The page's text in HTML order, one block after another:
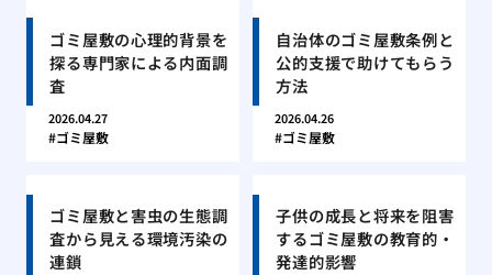
ゴミ屋敷の心理的背景を
探る専門家による内面調
査
2026.04.27
ゴミ屋敷
自治体のゴミ屋敷条例と
公的支援で助けてもらう
方法
2026.04.26
ゴミ屋敷
ゴミ屋敷と害虫の生態調
査から見える環境汚染の
連鎖
子供の成長と将来を阻害
するゴミ屋敷の教育的・
発達的影響